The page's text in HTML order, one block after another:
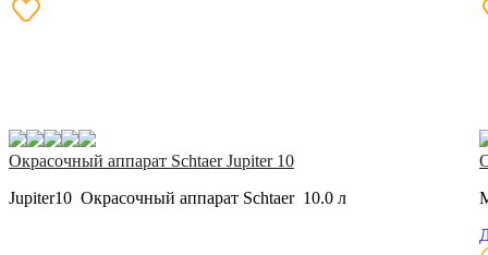
Окрасочный аппарат Schtaer Jupiter 10
Jupiter10 Окрасочный аппарат Schtaer 10.0 л